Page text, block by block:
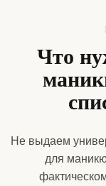
Что
Не выдаем
для